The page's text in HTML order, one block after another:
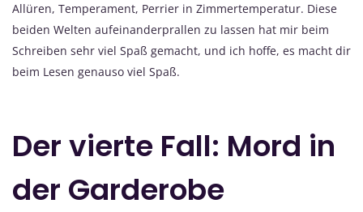
Allüren, Temperament, Perrier in Zimmertemperatur. Diese
beiden Welten aufeinanderprallen zu lassen hat mir beim
Schreiben sehr viel Spaß gemacht, und ich hoffe, es macht dir
beim Lesen genauso viel Spaß.
Der vierte Fall: Mord in
der Garderobe